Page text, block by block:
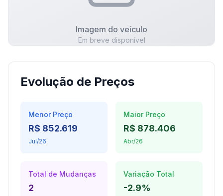
Imagem do veículo
Em breve disponível
Evolução de Preços
Menor Preço
R$ 852.619
Jul/26
Maior Preço
R$ 878.406
Abr/26
Total de Mudanças
2
Variação Total
-2.9%